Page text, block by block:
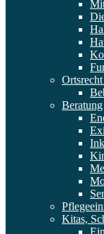
Beratung
Kitas,